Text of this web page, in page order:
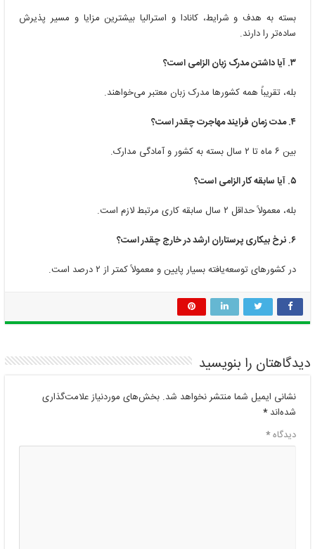
بسته به هدف و شرایط، کانادا و استرالیا بیشترین مزایا و مسیر پذیرش
ساده‌تر را دارند.
۳. آیا داشتن مدرک زبان الزامی است؟
بله، تقریباً همه کشورها مدرک زبان معتبر می‌خواهند.
۴. مدت زمان فرایند مهاجرت چقدر است؟
بین ۶ ماه تا ۲ سال بسته به کشور و آمادگی مدارک.
۵. آیا سابقه کار الزامی است؟
بله، معمولاً حداقل ۲ سال سابقه کاری مرتبط لازم است.
۶. نرخ بیکاری پرستاران ارشد در خارج چقدر است؟
در کشورهای توسعه‌یافته بسیار پایین و معمولاً کمتر از ۲ درصد است.
دیدگاهتان را بنویسید
نشانی ایمیل شما منتشر نخواهد شد. بخش‌های موردنیاز علامت‌گذاری
شده‌اند*
دیدگاه*